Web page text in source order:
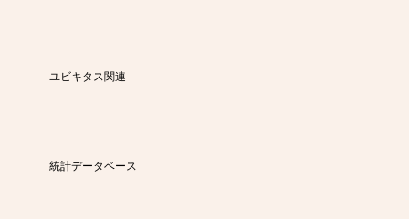
ユビキタス関連
統計データベース